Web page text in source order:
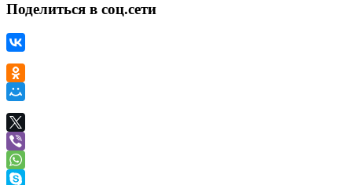
Поделиться в соц.сети